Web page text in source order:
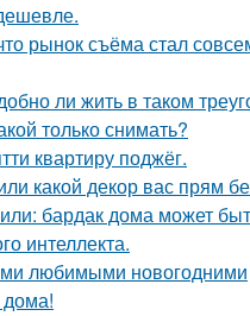
рынок съёма стал
ли жить в таком
только снимать?
квартиру поджёг.
какой декор вас прям
бардак дома может
интеллекта.
любимыми новогодними